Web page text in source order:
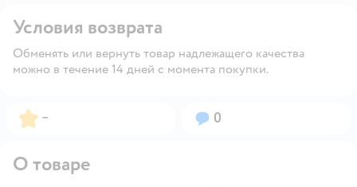
Условия возврата
Обменять или вернуть товар надлежащего качества
можно в течение 14 дней с момента покупки.
Рейтинг:
– Вопросов:
0
О товаре